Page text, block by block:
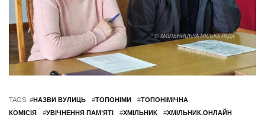
TAGS: #НАЗВИ ВУЛИЦЬ #ТОПОНІМИ #ТОПОНІМІЧНА
КОМІСІЯ
#УВІЧНЕННЯ ПАМ’ЯТІ #ХМІЛЬНИК #ХМІЛЬНИК.ОНЛАЙН